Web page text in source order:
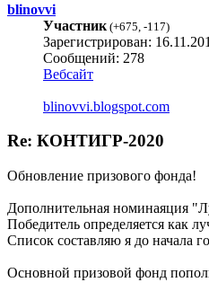
blinovvi
Участник (+675 -117)
Зарегистрирован:
Сообщений: 278
Вебсайт
blinovvi.blogspot.com
Re: КОНТИГР-2020
Обновление призового фонда!
Дополнительная номинаяция
Победитель определяется как
Список составляю я до начала
Основной призовой фонд